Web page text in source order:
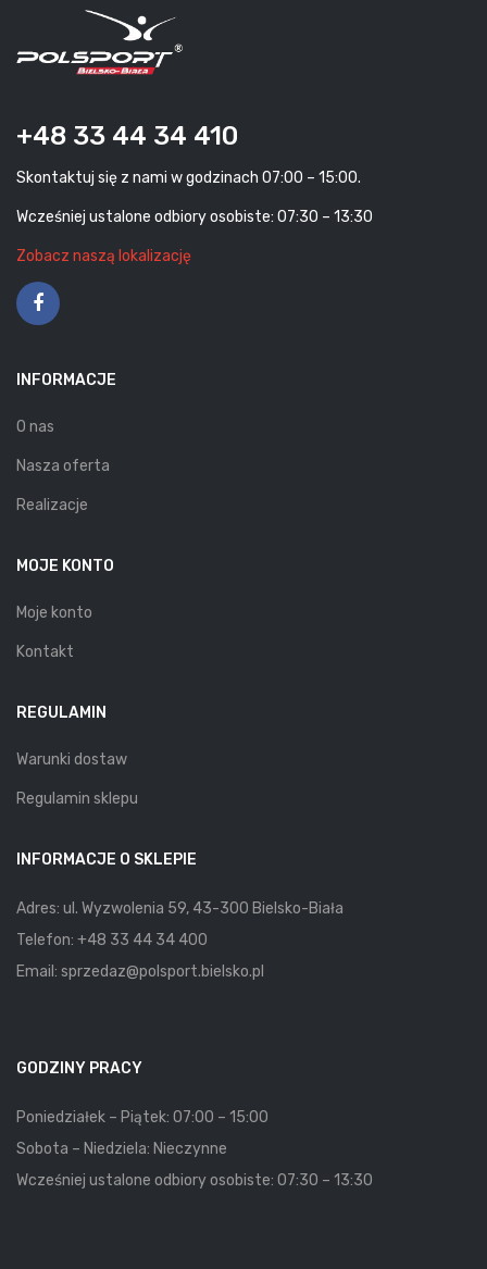
+48 33 44 34 410
Skontaktuj się z nami w godzinach 07:00 – 15:00.
Wcześniej ustalone odbiory osobiste: 07:30 – 13:30
Zobacz naszą lokalizację
INFORMACJE
O nas
Nasza oferta
Realizacje
MOJE KONTO
Moje konto
Kontakt
REGULAMIN
Warunki dostaw
Regulamin sklepu
INFORMACJE O SKLEPIE
Adres: ul. Wyzwolenia 59, 43-300 Bielsko-Biała
Telefon: +48 33 44 34 400
Email: sprzedaz@polsport.bielsko.pl
GODZINY PRACY
Poniedziałek – Piątek: 07:00 – 15:00
Sobota – Niedziela: Nieczynne
Wcześniej ustalone odbiory osobiste: 07:30 – 13:30